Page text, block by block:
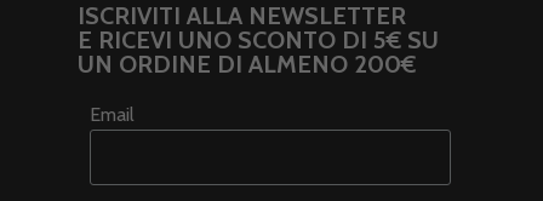
ISCRIVITI ALLA NEWSLETTER
E RICEVI UNO SCONTO DI 5€ SU
UN ORDINE DI ALMENO 200€
Email